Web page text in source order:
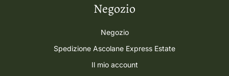
Negozio
Negozio
Spedizione Ascolane Express Estate
Il mio account